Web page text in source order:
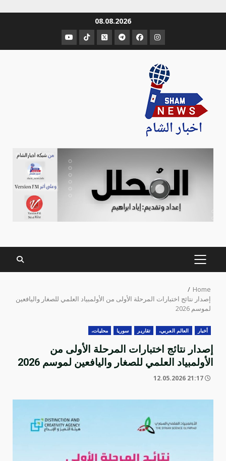
08.08.2026
عنصر
القائمة
عنصر
القائمة
عنصر
القائمة
عنصر
القائمة
عنصر
القائمة
عنصر
القائمة
PRIMARY
MENU
Home
إصدار نتائج اختبارات المرحلة الأولى من الأولمبياد العلمي ‏للصغار واليافعين
لموسم 2026
أخبار العالم العربي، تقارير سوريا محليات،
إصدار نتائج اختبارات المرحلة الأولى من
الأولمبياد العلمي ‏للصغار واليافعين لموسم 2026